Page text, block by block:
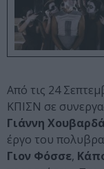
Από τις 24
ΚΠΙΣΝ σε
Γιάννη
έργο του
Γιον Φόσσε,